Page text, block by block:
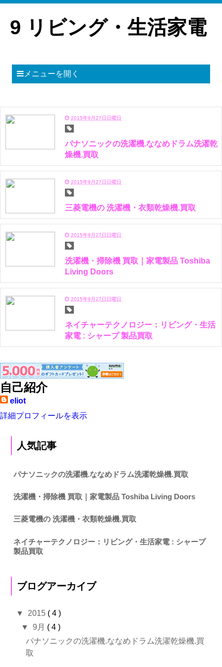
9 リビング・生活家電
メニューを開く
2015年9月27日日曜日
パナソニックの洗濯機.ななめドラム洗濯乾
燥機.買取
2015年9月27日日曜日
三菱電機の 洗濯機・衣類乾燥機.買取
2015年9月27日日曜日
洗濯機・掃除機 買取｜家電製品 Toshiba
Living Doors
2015年9月27日日曜日
ネイチャーテクノロジー：リビング・生活
家電 : シャープ 製品買取
自己紹介
eliot
詳細プロフィールを表示
人気記事
パナソニックの洗濯機.ななめドラム洗濯乾燥機.買取
洗濯機・掃除機 買取｜家電製品 Toshiba Living Doors
三菱電機の 洗濯機・衣類乾燥機.買取
ネイチャーテクノロジー：リビング・生活家電 : シャープ
製品買取
ブログアーカイブ
▼ 2015 ( 4 )
▼9月 ( 4 )
パナソニックの洗濯機.ななめドラム洗濯乾燥機.買
取